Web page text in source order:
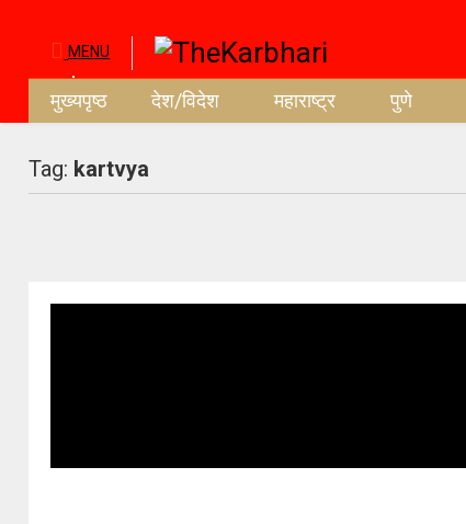
MENU
मुख्यपृष्ठ देश/विदेश महाराष्ट्र पुणे
Tag: kartvya